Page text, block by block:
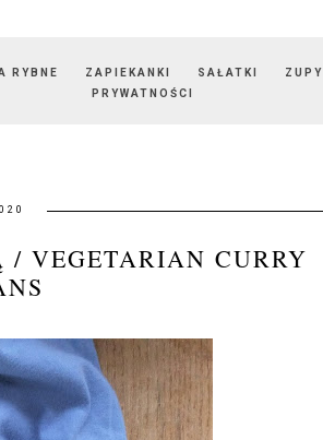
RYBNE ZAPIEKANKI SAŁATKI ZUPY
PRYWATNOŚCI
/ VEGETARIAN CURRY